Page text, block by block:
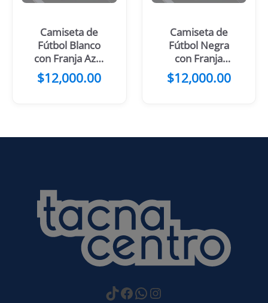
Camiseta de
Fútbol Blanco
con Franja Azul
noche Cruzada
en el Pecho
$12,000.00
Camiseta de
Fútbol Negra
con Franja
Central Blanca
y Celeste
$12,000.00
https://
Facebook
WhatsApp
Instagram